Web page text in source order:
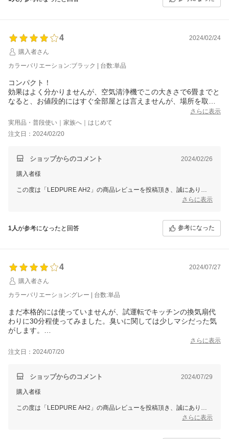
スタッフ一同またのご利用をお待ち申し上げております。
4
2024/02/24
購入者さん
カラーバリエーション:ブラック | 台数:単品
コンパクト！
効果はよく分かりませんが、空気清浄機でこの大きさで6畳までと
なると、お値段的にはすぐ全部屋とは言えませんが、場所を取ら
音も、強で使っても寝れます。全然気にならない音です。
花粉に効果があると良いと思い買ったのですが、家にある空気清
浄機と変わらないかも。
さらに表示
実用品・普段使い｜家族へ｜はじめて
注文日：2024/02/20
ショップからのコメント 2024/02/26
購入者様
この度は「LEDPURE AH2」の商品レビューを投稿頂き、誠にありが
ぜひ末永くご愛用いただき、またご感想のレビューをいただけますと幸
ありがとうございました。
さらに表示
1人が参考になったと回答 参考になった
4
2024/07/27
購入者さん
カラーバリエーション:グレー | 台数:単品
まだ本格的には使っていませんが、試運転でキッチンの換気扇代
わりに30分程使ってみました。臭いに関しては少しマシだった気
がします。
本来は、子供と私の車酔い予防、夫の花粉対策の為に購入したの
で、長距離の旅行や花粉の時期に活躍してくれることを願いま
さらに表示
注文日：2024/07/20
ショップからのコメント 2024/07/29
購入者様
この度は「LEDPURE AH2」の商品レビューを投稿頂き、誠にありが
さらに表示